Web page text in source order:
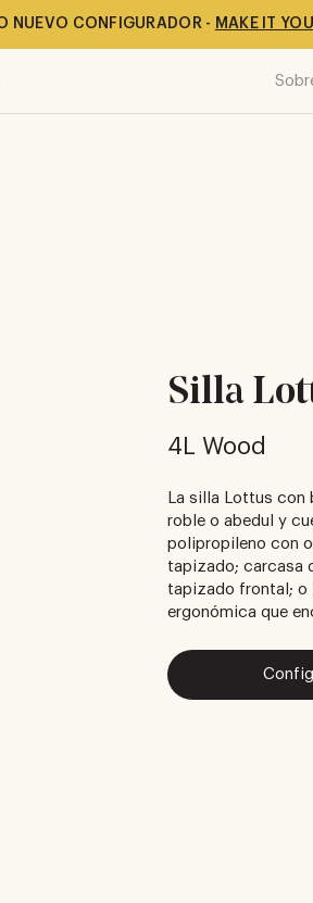
NUEVO CONFIGURADOR - MAKE IT
Silla
4L Wood
La silla Lottus
roble o abedul y
polipropileno con
tapizado; carcasa
tapizado frontal; o
ergonómica que